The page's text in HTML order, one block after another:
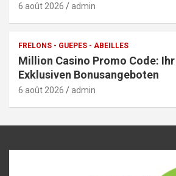
6 août 2026 admin
FRELONS - GUEPES - ABEILLES
Million Casino Promo Code: Ihr
Exklusiven Bonusangeboten
6 août 2026 admin